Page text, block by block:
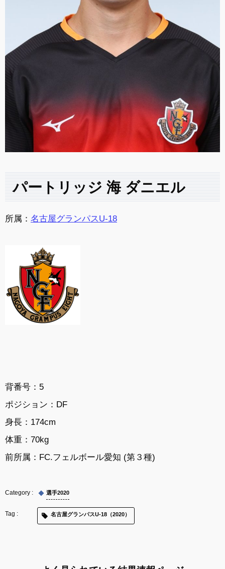
パートリッジ 海 ダニエル
所属： 名古屋グランパスU-18
背番号：5
ポジション：DF
身長：174cm
体重：70kg
前所属： FC.フェルボール愛知 (第３種)
選手2020
名古屋グランパスU-18（2020）